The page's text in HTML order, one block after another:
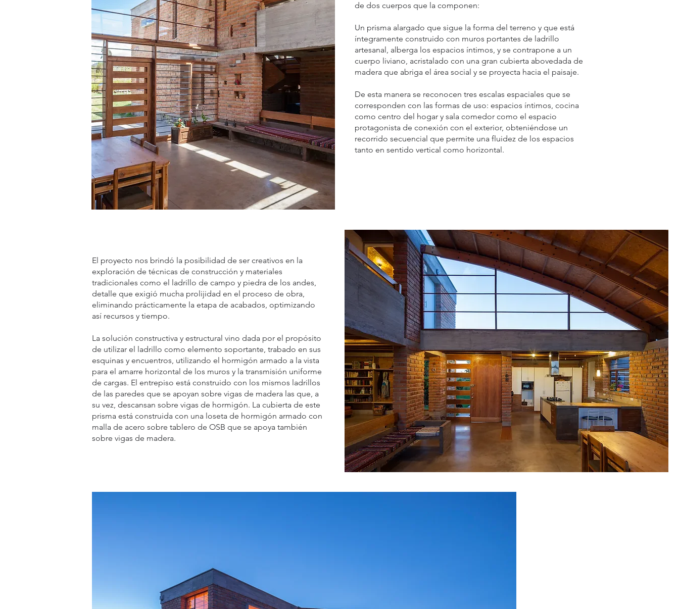
de dos cuerpos que la componen:
Un prisma alargado que sigue la forma del terreno y que está
íntegramente construido con muros portantes de ladrillo
artesanal, alberga los espacios íntimos, y se contrapone a un
cuerpo liviano, acristalado con una gran cubierta abovedada de
madera que abriga el área social y se proyecta hacia el paisaje.
De esta manera se reconocen tres escalas espaciales que se
corresponden con las formas de uso: espacios íntimos, cocina
como centro del hogar y sala comedor como el espacio
protagonista de conexión con el exterior, obteniéndose un
recorrido secuencial que permite una fluidez de los espacios
tanto en sentido vertical como horizontal.
El proyecto nos brindó la posibilidad de ser creativos en la
exploración de técnicas de construcción y materiales
tradicionales como el ladrillo de campo y piedra de los andes,
detalle que exigió mucha prolijidad en el proceso de obra,
eliminando prácticamente la etapa de acabados, optimizando
así recursos y tiempo.
La solución constructiva y estructural vino dada por el propósito
de utilizar el ladrillo como elemento soportante, trabado en sus
esquinas y encuentros, utilizando el hormigón armado a la vista
para el amarre horizontal de los muros y la transmisión uniforme
de cargas. El entrepiso está construido con los mismos ladrillos
de las paredes que se apoyan sobre vigas de madera las que, a
su vez, descansan sobre vigas de hormigón. La cubierta de este
prisma está construida con una loseta de hormigón armado con
malla de acero sobre tablero de OSB que se apoya también
sobre vigas de madera.